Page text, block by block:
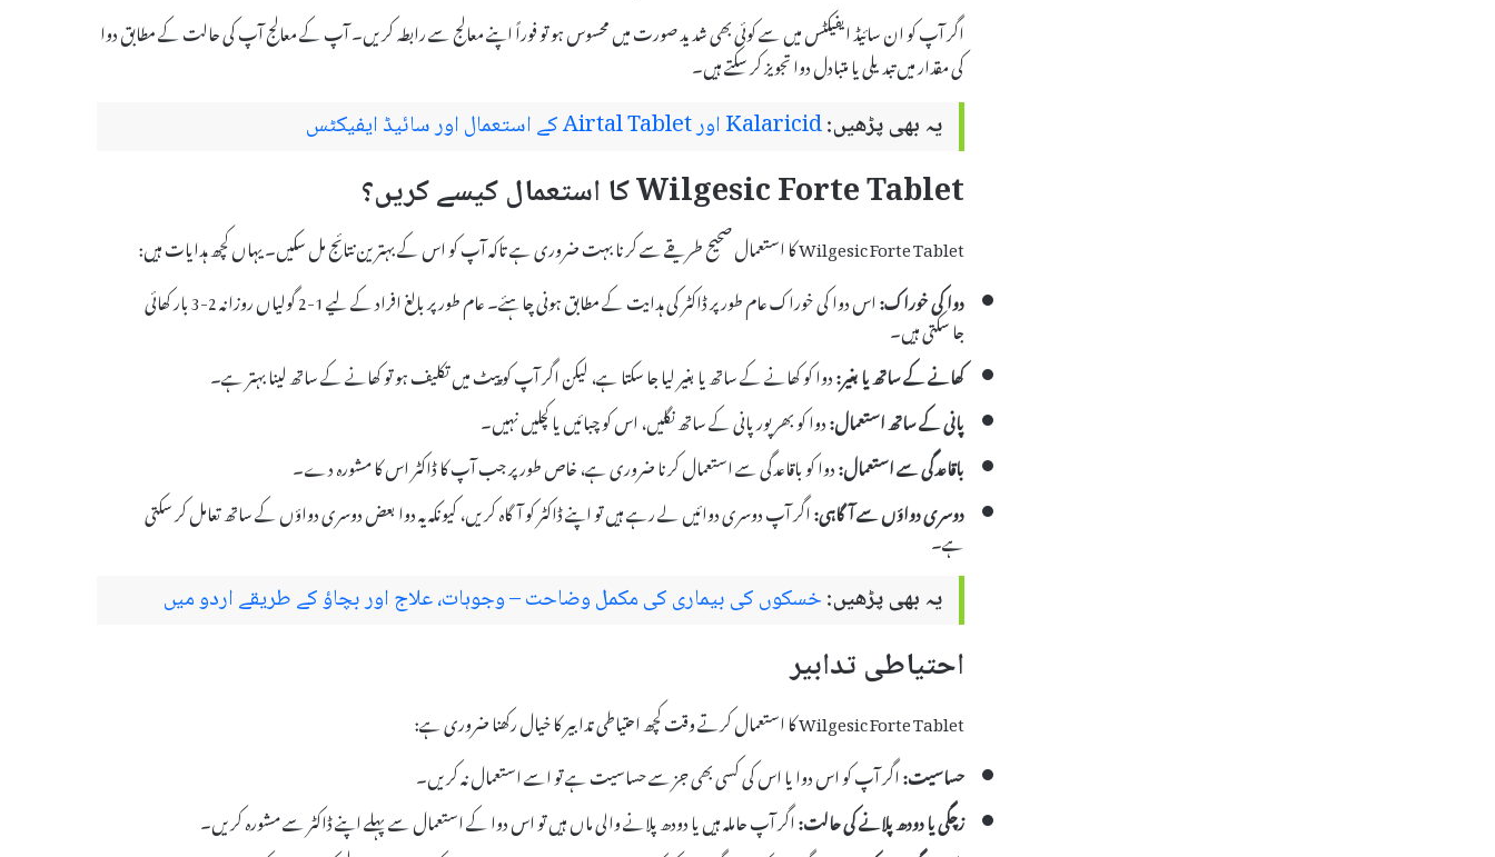
اگر آپ کو ان سائیڈ ایفیکٹس میں سے کوئی بھی شدید صورت میں محسوس ہو تو فوراً اپنے معالج سے رابطہ کریں۔ آپ کے معالج آپ کی حالت کے مطابق دوا
کی مقدار میں تبدیلی یا متبادل دوا تجویز کر سکتے ہیں۔
یہ بھی پڑھیں:Kalaricid اور Airtal Tablet کے استعمال اور سائیڈ ایفیکٹس
Wilgesic Forte Tablet کا استعمال کیسے کریں؟
Wilgesic Forte Tablet کا استعمال صحیح طریقے سے کرنا بہت ضروری ہے تاکہ آپ کو اس کے بہترین نتائج مل سکیں۔ یہاں کچھ ہدایات ہیں:
دوا کی خوراک:
اس دوا کی خوراک عام طور پر ڈاکٹر کی ہدایت کے مطابق ہونی چاہئے۔ عام طور پر بالغ افراد کے لیے 1-2 گولیاں روزانہ 2-3 بار کھائی
جا سکتی ہیں۔
کھانے کے ساتھ یا بغیر:دوا کو کھانے کے ساتھ یا بغیر لیا جا سکتا ہے، لیکن اگر آپ کو پیٹ میں تکلیف ہو تو کھانے کے ساتھ لینا بہتر ہے۔
پانی کے ساتھ استعمال:دوا کو بھرپور پانی کے ساتھ نگلیں، اس کو چبائیں یا کچلیں نہیں۔
باقاعدگی سے استعمال:دوا کو باقاعدگی سے استعمال کرنا ضروری ہے، خاص طور پر جب آپ کا ڈاکٹر اس کا مشورہ دے۔
دوسری دواؤں سے آگاہی:اگر آپ دوسری دوائیں لے رہے ہیں تو اپنے ڈاکٹر کو آگاہ کریں، کیونکہ یہ دوا بعض دوسری دواؤں کے ساتھ تعامل کر سکتی
ہے۔
یہ بھی پڑھیں:خسکوں کی بیماری کی مکمل وضاحت – وجوہات، علاج اور بچاؤ کے طریقے اردو میں
احتیاطی تدابیر
Wilgesic Forte Tablet کا استعمال کرتے وقت کچھ احتیاطی تدابیر کا خیال رکھنا ضروری ہے:
حساسیت:اگر آپ کو اس دوا یا اس کی کسی بھی جز سے حساسیت ہے تو اسے استعمال نہ کریں۔
زچگی یا دودھ پلانے کی حالت:اگر آپ حاملہ ہیں یا دودھ پلانے والی ماں ہیں تو اس دوا کے استعمال سے پہلے اپنے ڈاکٹر سے مشورہ کریں۔